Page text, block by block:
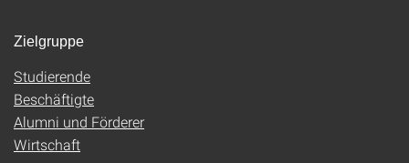
Zielgruppe
Studierende
Beschäftigte
Alumni und Förderer
Wirtschaft